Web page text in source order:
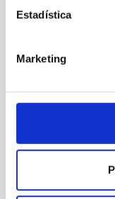
Estadística
Marketing
DIVULGACIÓN
Divulgación